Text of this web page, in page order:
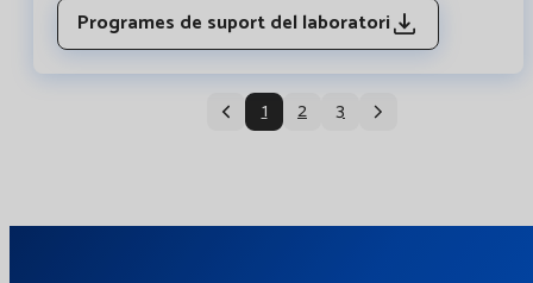
Programes de suport del laboratori
1 2 3